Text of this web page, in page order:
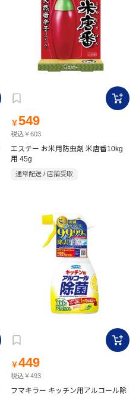
￥549
税込￥603
エステー お米用防虫剤 米唐番10kg
用 45g
通常配送 / 店舗受取
￥449
税込￥493
フマキラー キッチン用アルコール除